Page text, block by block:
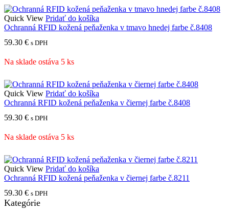
Quick View Pridať do košíka
Ochranná RFID kožená peňaženka v tmavo hnedej farbe č.8408
59.30 € s DPH
Na sklade ostáva 5 ks
Quick View Pridať do košíka
Ochranná RFID kožená peňaženka v čiernej farbe č.8408
59.30 € s DPH
Na sklade ostáva 5 ks
Quick View Pridať do košíka
Ochranná RFID kožená peňaženka v čiernej farbe č.8211
59.30 € s DPH
Kategórie